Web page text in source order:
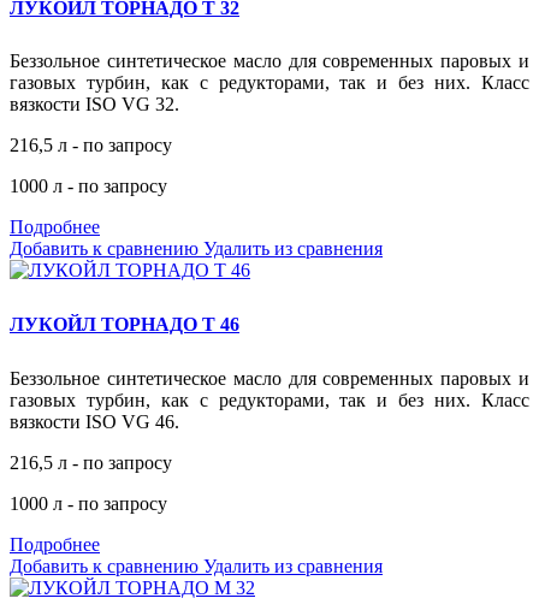
ЛУКОЙЛ ТОРНАДО Т 32
Беззольное синтетическое масло для современных паровых и
газовых турбин, как с редукторами, так и без них. Класс
вязкости ISO VG 32.
216,5 л - по запросу
1000 л - по запросу
Подробнее
Добавить к сравнению Удалить из сравнения
ЛУКОЙЛ ТОРНАДО Т 46
Беззольное синтетическое масло для современных паровых и
газовых турбин, как с редукторами, так и без них. Класс
вязкости ISO VG 46.
216,5 л - по запросу
1000 л - по запросу
Подробнее
Добавить к сравнению Удалить из сравнения